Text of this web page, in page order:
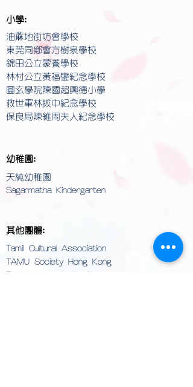
小學:
油蔴地街坊會學校
東莞同鄉會方樹泉學校
錦田公立蒙養學校
林村公立黃福鑾紀念學校
圓玄學院陳國超興德小學
救世軍林拔中紀念學校
保良局陳維周夫人紀念學校
幼稚園:
天純幼稚園
Sagarmatha Kindergarten
其他團體:
Tamil Cultural Association
TAMU Society Hong Kong